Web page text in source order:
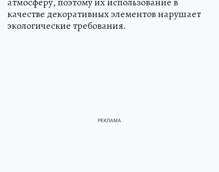
качестве декоративных элементов нарушает
экологические требования.